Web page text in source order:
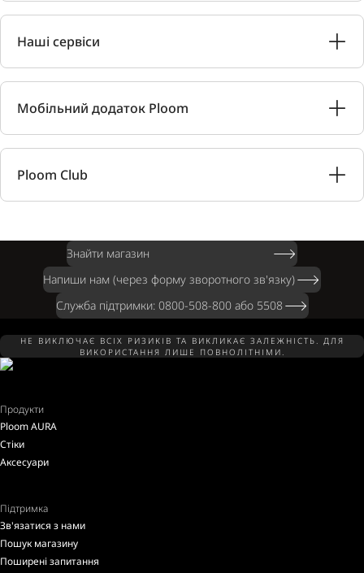
Наші сервіси
Мобільний додаток Ploom
Ploom Club
Знайти магазин
Напиши нам (через форму зворотного зв'язку)
Служба підтримки: 0800-508-800 або 5508
НЕ ВИКЛЮЧАЄ ВСІХ РИЗИКІВ ТА ВИКЛИКАЄ ЗАЛЕЖНІСТЬ. ДЛЯ
ВИКОРИСТАННЯ ЛИШЕ ПОВНОЛІТНІМИ.
Продукти
Ploom AURA
Стіки
Аксесуари
Підтримка
Зв'язатися з нами
Пошук магазину
Поширені запитання